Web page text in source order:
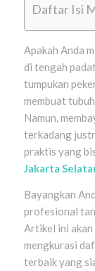
Daftar Isi
Apakah Anda
di tengah
tumpukan
membuat
Namun,
terkadang
praktis yang
Jakarta
Bayangkan
profesional
Artikel ini akan
mengkurasi
terbaik yang